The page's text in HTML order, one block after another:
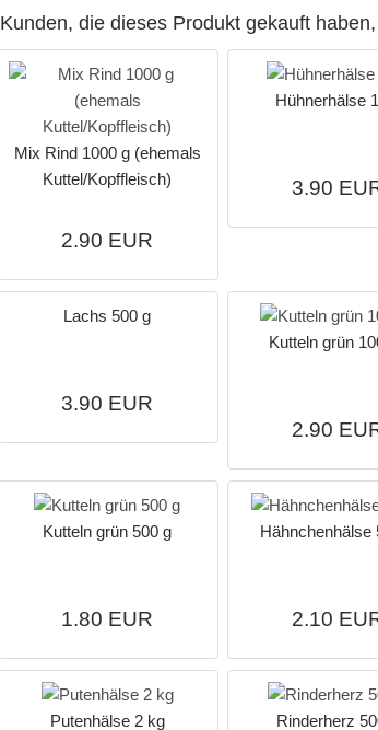
Kunden, die dieses Produkt gekauft
Mix Rind 1000 g (ehemals
Kuttel/Kopffleisch)
2.90 EUR
Hühnerhälse
3.90
Lachs 500 g
3.90 EUR
Kutteln grün
2.90
Kutteln grün 500 g
1.80 EUR
Hähnchenhälse
2.10
Putenhälse 2 kg Rinderherz